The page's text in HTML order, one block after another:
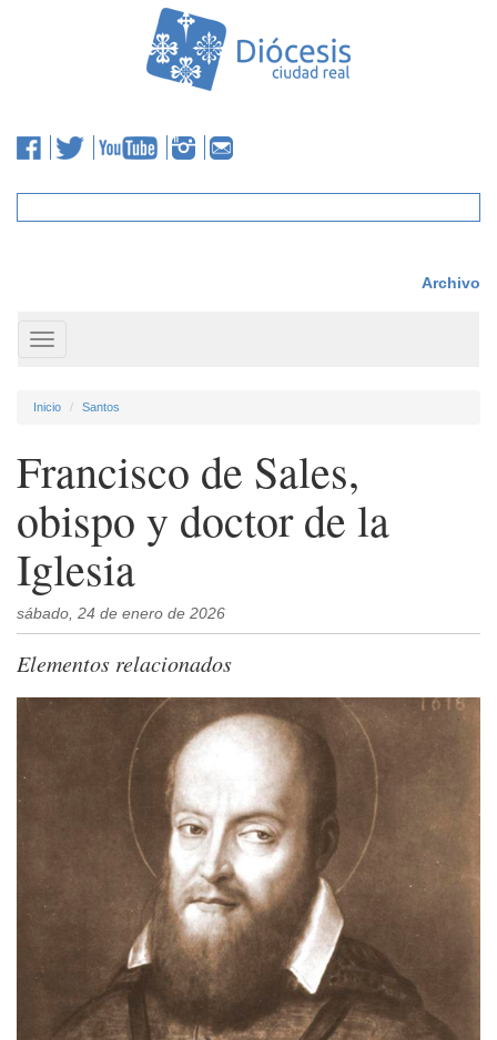
Archivo
Toggle
navigation
Inicio Santos
Francisco de Sales,
obispo y doctor de la
Iglesia
sábado, 24 de enero de 2026
Elementos relacionados